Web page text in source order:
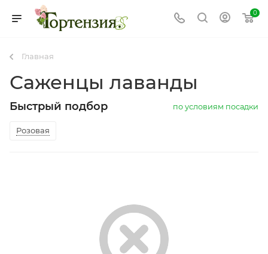
0
Главная
Саженцы лаванды
Быстрый подбор по условиям посадки
Розовая